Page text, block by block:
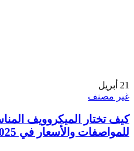
21 أبريل
غير مصنف
كيف تختار الميكروويف
للمواصفات والأسعار في 2025